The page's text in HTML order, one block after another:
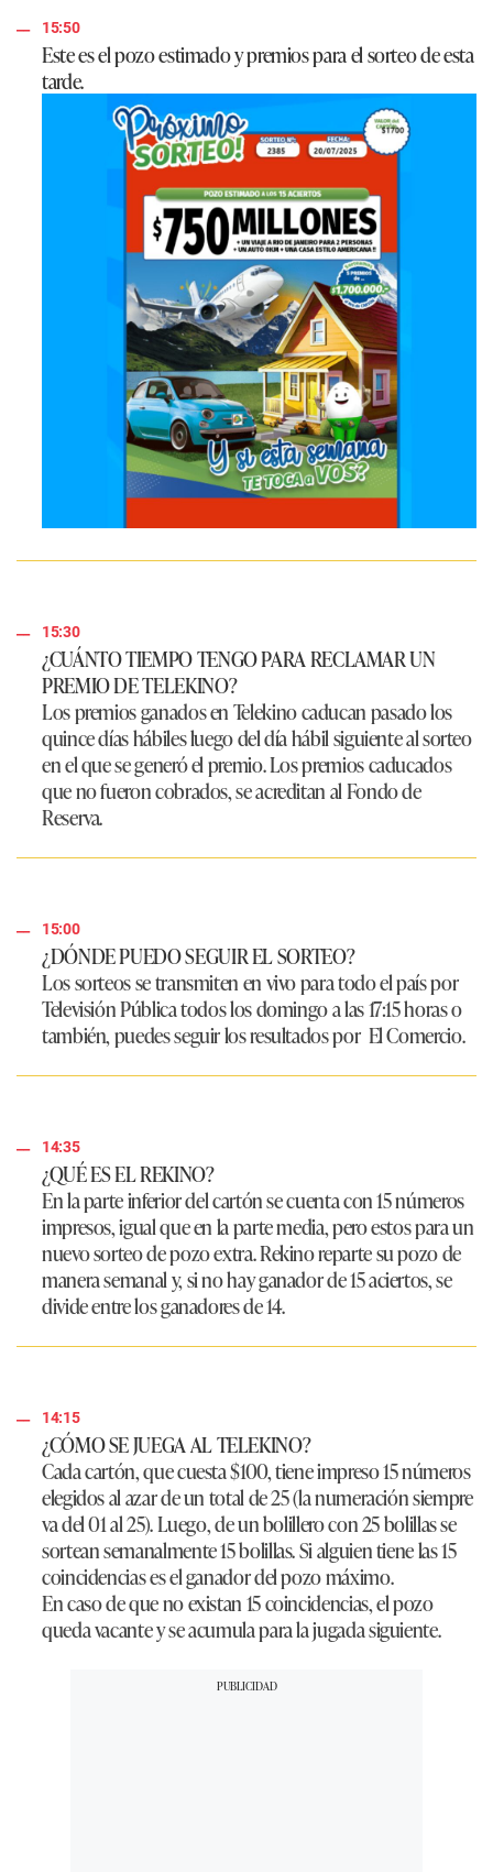
15:50
Este es el pozo estimado y premios para el sorteo de esta
tarde.
15:30
¿CUÁNTO TIEMPO TENGO PARA RECLAMAR UN
PREMIO DE TELEKINO?
Los premios ganados enTelekinocaducan pasado los
quince días hábiles luego del día hábil siguiente al sorteo
en el que se generó el premio. Los premios caducados
que no fueron cobrados, se acreditan al Fondo de
Reserva.
15:00
¿DÓNDE PUEDO SEGUIR EL SORTEO?
Los sorteos se transmiten en vivo para todo el país por
Televisión Pública todos los domingo a las 17:15 horas o
también, puedes seguir los resultados por El Comercio.
14:35
¿QUÉ ES EL REKINO?
En la parte inferior del cartón se cuenta con 15 números
impresos, igual que en la parte media, pero estos para un
nuevo sorteo de pozo extra. Rekino reparte su pozo de
manera semanal y, si no hay ganador de 15 aciertos, se
divide entre los ganadores de 14.
14:15
¿CÓMO SE JUEGA AL TELEKINO?
Cada cartón, que cuesta $100, tiene impreso 15 números
elegidos al azar de un total de 25 (la numeración siempre
va del 01 al 25). Luego, de un bolillero con 25 bolillas se
sortean semanalmente 15 bolillas. Si alguien tiene las 15
coincidencias es el ganador del pozo máximo.
En caso de que no existan 15 coincidencias, el pozo
queda vacante y se acumula para la jugada siguiente.